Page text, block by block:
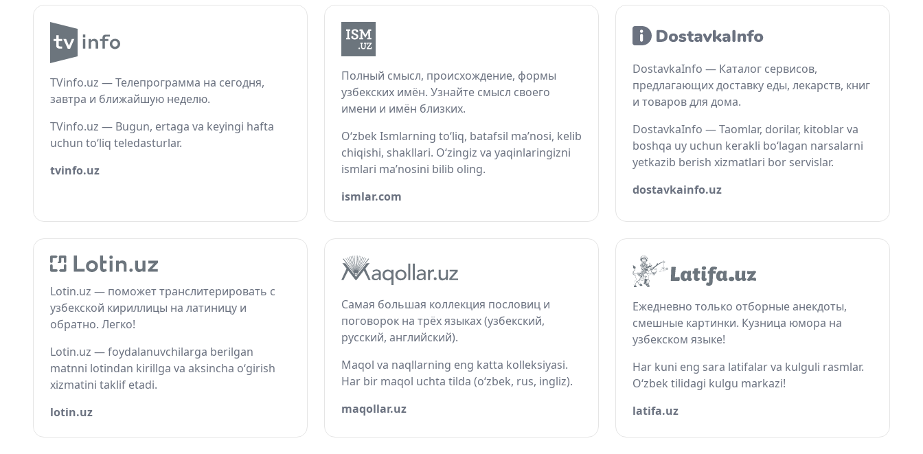
TVinfo.uz — Телепрограмма на сегодня,
завтра и ближайшую неделю.
TVinfo.uz — Bugun, ertaga va keyingi hafta
uchun to‘liq teledasturlar.
tvinfo.uz
Полный смысл, происхождение, формы
узбекских имён. Узнайте смысл своего
имени и имён близких.
O‘zbek Ismlarning to‘liq, batafsil ma’nosi, kelib
chiqishi, shakllari. O‘zingiz va yaqinlaringizni
ismlari ma’nosini bilib oling.
ismlar.com
DostavkaInfo — Каталог сервисов,
предлагающих доставку еды, лекарств, книг
и товаров для дома.
DostavkaInfo — Taomlar, dorilar, kitoblar va
boshqa uy uchun kerakli bo‘lagan narsalarni
yetkazib berish xizmatlari bor servislar.
dostavkainfo.uz
Lotin.uz — поможет транслитерировать с
узбекской кириллицы на латиницу и
обратно. Легко!
Lotin.uz — foydalanuvchilarga berilgan
matnni lotindan kirillga va aksincha o‘girish
xizmatini taklif etadi.
lotin.uz
Самая большая коллекция пословиц и
поговорок на трёх языках (узбекский,
русский, английский).
Maqol va naqllarning eng katta kolleksiyasi.
Har bir maqol uchta tilda (o‘zbek, rus, ingliz).
maqollar.uz
Ежедневно только отборные анекдоты,
смешные картинки. Кузница юмора на
узбекском языке!
Har kuni eng sara latifalar va kulguli rasmlar.
O‘zbek tilidagi kulgu markazi!
latifa.uz